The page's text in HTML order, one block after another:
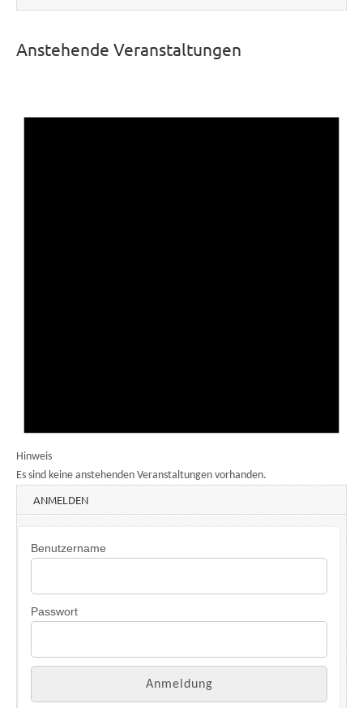
Anstehende Veranstaltungen
Hinweis
Es sind keine anstehenden Veranstaltungen vorhanden.
ANMELDEN
Benutzername
Passwort